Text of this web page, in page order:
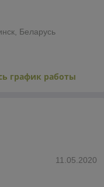
Беларусь
график работы
11.05.2020